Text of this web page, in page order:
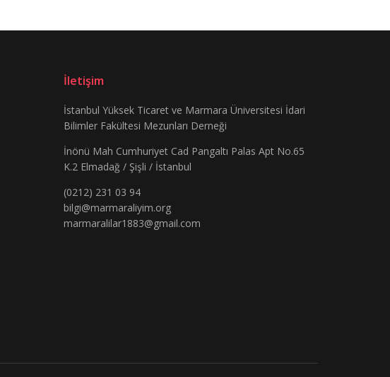
İletişim
İstanbul Yüksek Ticaret ve Marmara Üniversitesi İdari
Bilimler Fakültesi Mezunları Derneği
İnönü Mah Cumhuriyet Cad Pangaltı Palas Apt No.65
K.2 Elmadağ / Şişli / İstanbul
(0212) 231 03 94
bilgi@marmaraliyim.org
marmaralilar1883@gmail.com